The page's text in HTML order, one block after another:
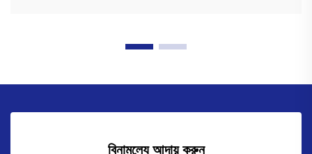
বিনামূল্যে আদায় করুন